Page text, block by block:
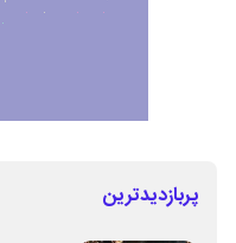
پربازدیدترین